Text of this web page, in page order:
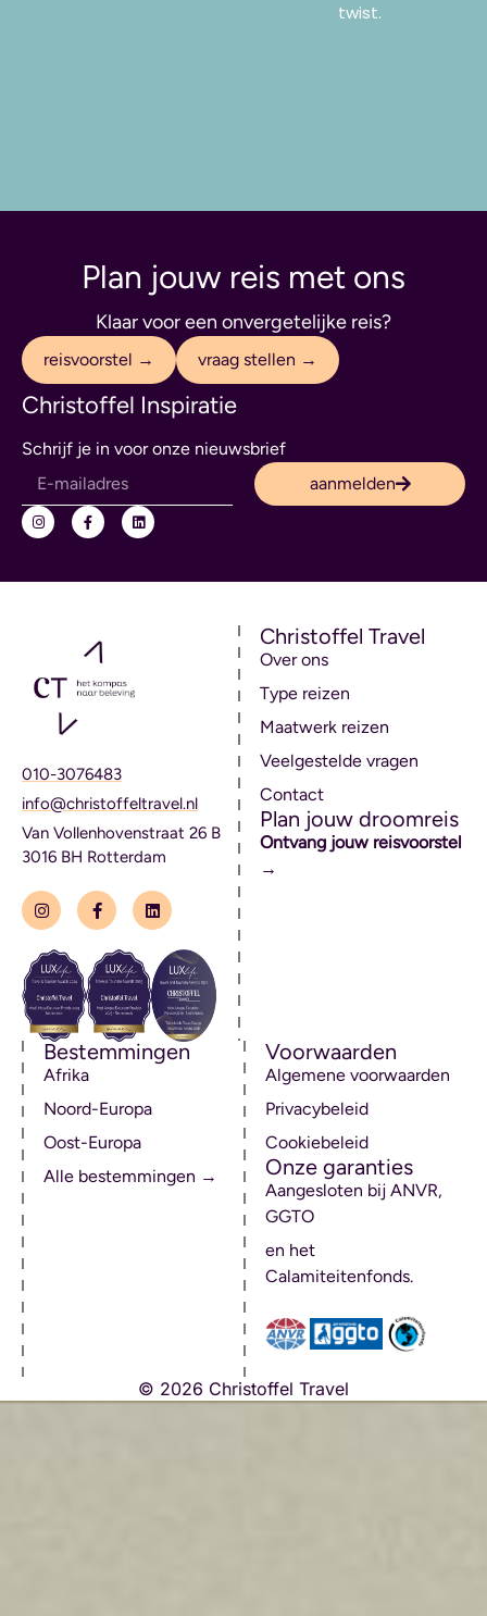
twist.
Plan jouw reis met ons
Klaar voor een onvergetelijke reis?
reisvoorstel → vraag stellen →
Christoffel Inspiratie
Schrijf je in voor onze nieuwsbrief
aanmelden
010-3076483
info@christoffeltravel.nl
Van Vollenhovenstraat 26 B
3016 BH Rotterdam
Christoffel Travel
Over ons
Type reizen
Maatwerk reizen
Veelgestelde vragen
Contact
Plan jouw droomreis
Ontvang jouw reisvoorstel
→
Bestemmingen
Afrika
Noord-Europa
Oost-Europa
Alle bestemmingen →
Voorwaarden
Algemene voorwaarden
Privacybeleid
Cookiebeleid
Onze garanties
Aangesloten bij ANVR,
GGTO
en het
Calamiteitenfonds.
© 2026 Christoffel Travel